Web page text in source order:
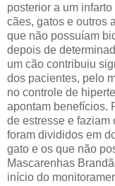
posterior a um
cães, gatos e outros
que não possuíam
depois de
um cão contribuiu
dos pacientes, pelo
no controle de
apontam benefícios.
de estresse e faziam
foram divididos em
gato e os que não
Mascarenhas
início do